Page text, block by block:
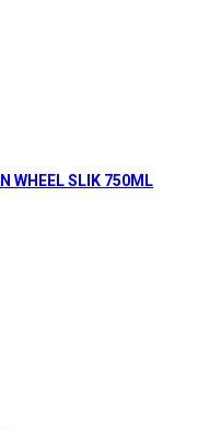
SLIK 750ML